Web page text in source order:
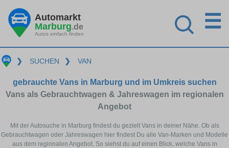
Automarkt
Marburg.de
Autos einfach finden
☰
❯ SUCHEN ❯ VAN
gebrauchte Vans in Marburg und im Umkreis suchen
Vans als Gebrauchtwagen & Jahreswagen im regionalen
Angebot
Mit der Autosuche in Marburg findest du gezielt Vans in deiner Nähe. Ob als
Gebrauchtwagen oder Jahreswagen hier findest Du alle Van-Marken und Modelle
aus dem regionalen Angebot. So siehst du auf einen Blick, welche Vans in